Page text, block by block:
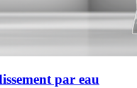
par eau